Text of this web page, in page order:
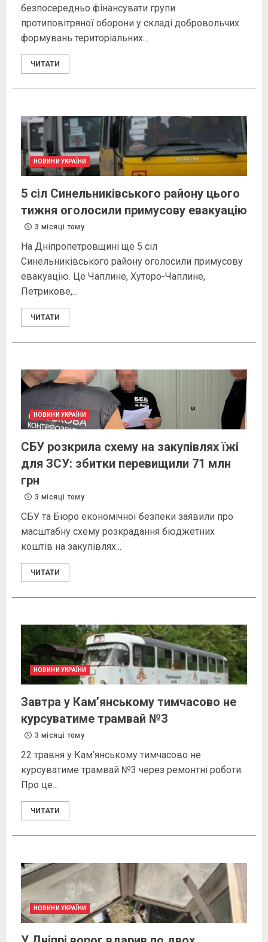
безпосередньо фінансувати групи
протиповітряної оборони у складі добровольчих
формувань територіальних...
ЧИТАТИ
НОВИНИ УКРАЇНИ
5 сіл Синельниківського району цього
тижня оголосили примусову евакуацію
3 місяці тому
На Дніпропетровщині ще 5 сіл
Синельниківського району оголосили примусову
евакуацію. Це Чаплине, Хуторо-Чаплине,
Петрикове,...
ЧИТАТИ
НОВИНИ УКРАЇНИ
СБУ розкрила схему на закупівлях їжі
для ЗСУ: збитки перевищили 71 млн
грн
3 місяці тому
СБУ та Бюро економічної безпеки заявили про
масштабну схему розкрадання бюджетних
коштів на закупівлях...
ЧИТАТИ
НОВИНИ УКРАЇНИ
Завтра у Кам’янському тимчасово не
курсуватиме трамвай №3
3 місяці тому
22 травня у Кам’янському тимчасово не
курсуватиме трамвай №3 через ремонтні роботи.
Про це...
ЧИТАТИ
НОВИНИ УКРАЇНИ